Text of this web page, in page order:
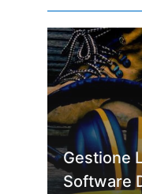
Gestione
Software